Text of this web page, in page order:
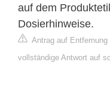
auf dem
Dosierhinweise.
Antrag auf Entfernung
vollständige Antwort auf